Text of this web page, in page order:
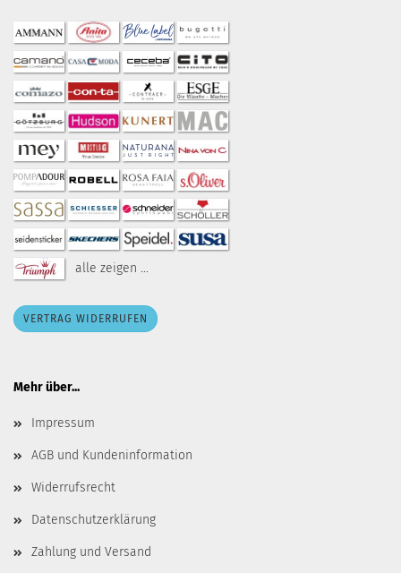
alle zeigen ...
VERTRAG WIDERRUFEN
Mehr über...
Impressum
AGB und Kundeninformation
Widerrufsrecht
Datenschutzerklärung
Zahlung und Versand